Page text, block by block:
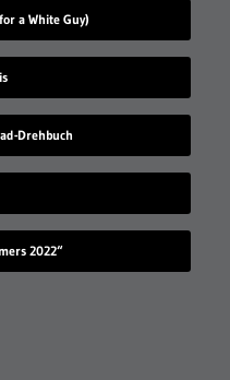
als
einloggen: